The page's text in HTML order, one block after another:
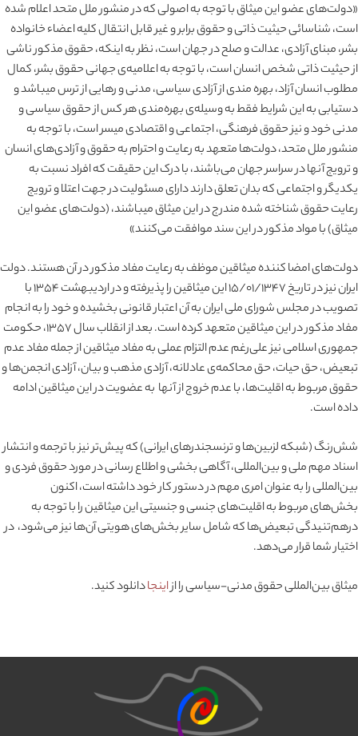
«دولت‌های عضو این میثاق با توجه به اصولی که در منشور ملل متحد اعلام شده
است، شناسائی حیثیت ذاتی و حقوق برابر و غیر قابل انتقال کلیه اعضاء خانواده
بشر، مبنای آزادی، عدالت و صلح در جهان است، نظر به اینکه، حقوق مذکور ناشی
از حیثیت ذاتی شخص انسان است، با توجه به اعلامیه‌ی جهانی حقوق بشر، کمال
مطلوب انسان آزاد، بهره مندی از آزادی سیاسی، مدنی و رهایی از ترس میباشد و
دستیابی به این شرایط فقط به وسیله‌ی بهره‌مندی هر کس از حقوق سیاسی و
مدنی خود و نیز حقوق فرهنگی، اجتماعی و اقتصادی میسر است، با توجه به
منشور ملل متحد، دولت‌ها متعهد به رعایت و احترام به حقوق و آزادی‌های انسان
و ترویج آنها در سراسر جهان می‌باشند، با درک این حقیقت که افراد نسبت به
یکدیگر و اجتماعی که بدان تعلق دارند دارای مسئولیت در جهت اعتلا و ترویج
رعایت حقوق شناخته شده مندرج در این میثاق میباشند، (دولت‌های عضو این
میثاق) با مواد مذکور در این سند موافقت می‌کنند»
دولت‌های امضا کننده میثاقین موظف به رعایت مفاد مذکور در آن هستند. دولت
ایران نیز در تاریخ ۱۵/۰۱/۱۳۴۷ این میثاقین را پذیرفته و در اردیبهشت ۱۳۵۴ با
تصویب در مجلس شورای ملی ایران به آن اعتبار قانونی بخشیده و خود را به انجام
مفاد مذکور در این میثاقین متعهد کرده است. بعد از انقلاب سال ۱۳۵۷، حکومت
جمهوری اسلامی نیز علی‌رغم عدم التزام عملی به مفاد میثاقین از جمله مفاد عدم
تبعیض، حق حیات، حق محاکمه‌ی عادلانه، آزادی مذهب و بیان، آزادی انجمن‌ها و
حقوق مربوط به اقلیت‌ها، با عدم خروج از آنها به عضویت در این میثاقین ادامه
داده است.
شش‌رنگ (شبکه لزبین‌ها و ترنسجندرهای ایرانی) که پیش‌تر نیز با ترجمه و انتشار
اسناد مهم ملی و بین‌المللی، آگاهی بخشی و اطلاع رسانی در مورد حقوق فردی و
بین‌المللی را به عنوان امری مهم در دستور کار خود داشته است، اکنون
بخش‌های مربوط به اقلیت‌های جنسی و جنسیتی این میثاقین را با توجه به
درهم‌تنیدگی تبعیض‌ها که شامل سایر بخش‌های هویتی آن‌ها نیز می‌شود، در
اختیار شما قرار می‌دهد.
میثاق بین‌المللی حقوق مدنی-سیاسی را ازاینجادانلود کنید.